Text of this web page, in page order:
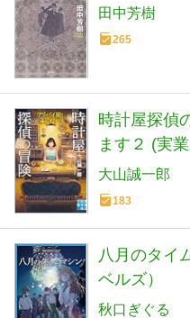
田中芳樹
265
時計屋探偵
ます２ (実
大山誠一郎
183
八月のタイ
ベルズ）
秋口ぎぐる